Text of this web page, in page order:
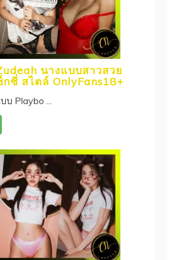
นางแบบสาวสวย
กซี่ สไตล์ OnlyFans18+
Playbo ...